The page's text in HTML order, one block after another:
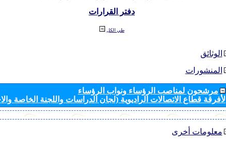
دفتر القرارات
طي الكل
الوثائق
المنشورات
مرشحون لمناصب الرؤساء ونواب الرؤساء
لأفرقة قطاع الاتصالات الراديوية (لجان الدراسات واللجنة الخاصة
معلومات أخرى